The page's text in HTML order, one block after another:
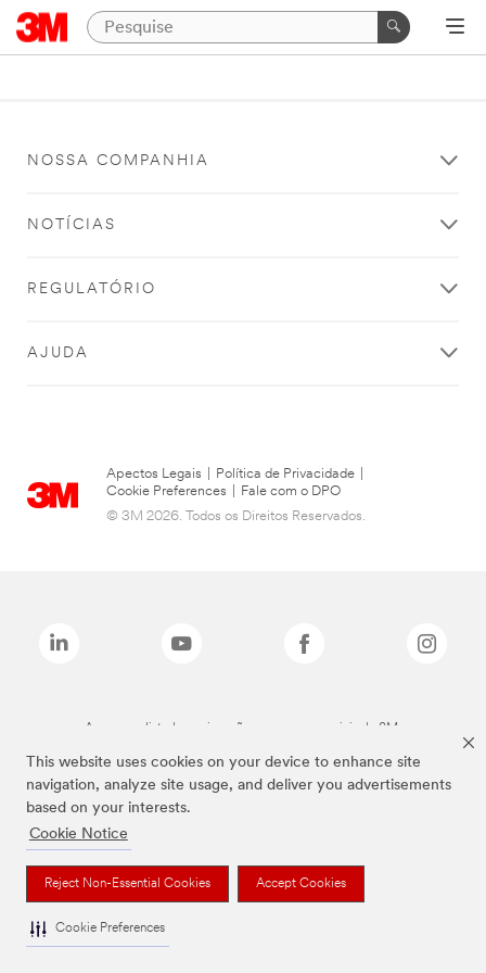
This website uses cookies on your device to enhance site
navigation, analyze site usage, and deliver you advertisements
based on your interests.
Cookie Notice
Reject Non-Essential Cookies Accept Cookies
Cookie Preferences
NOSSA COMPANHIA
NOTÍCIAS
REGULATÓRIO
AJUDA
Apectos Legais Política de Privacidade
Cookie Preferences
Fale com o DPO
© 3M 2026. Todos os Direitos Reservados.
As marcas listadas a cima são marcas comerciais da 3M.